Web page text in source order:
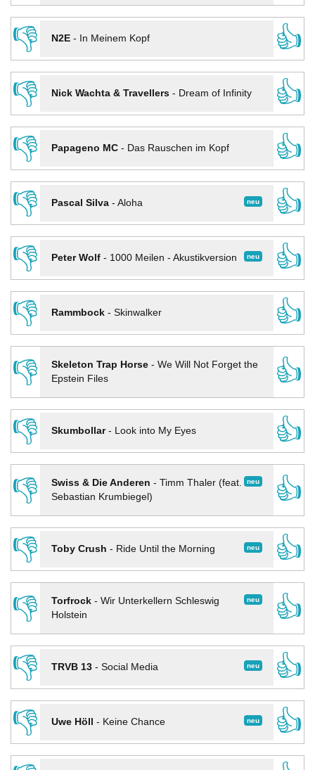
👎
N2E- In Meinem Kopf
👍
👎
Nick Wachta & Travellers- Dream of Infinity
👍
👎
Papageno MC- Das Rauschen im Kopf
👍
👎
neu
Pascal Silva- Aloha
👍
👎
neu
Peter Wolf- 1000 Meilen - Akustikversion
👍
👎
Rammbock- Skinwalker
👍
👎
Skeleton Trap Horse- We Will Not Forget the
Epstein Files
👍
👎
Skumbollar- Look into My Eyes
👍
👎
neu
Swiss & Die Anderen - Timm Thaler (feat.
Sebastian Krumbiegel)
👍
👎
neu
Toby Crush - Ride Until the Morning
👍
👎
neu
Torfrock- Wir Unterkellern Schleswig
Holstein
👍
👎
neu
TRVB 13- Social Media
👍
👎
neu
Uwe Höll - Keine Chance
👍